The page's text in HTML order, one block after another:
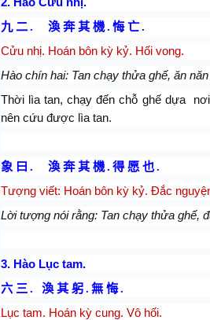
九 二. 渙 奔 其 機. 悔 亡.
Cửu nhị. Hoán bôn kỳ kỷ. Hối vong.
Hào chín hai: Tan chạy thửa ghế, ăn
Thời lìa tan, chạy đến chỗ ghế dựa
nên cứu được lìa tan.
象 曰 . 渙 奔 其 機. 得 愿 也.
Tượng viết: Hoán bôn kỳ kỷ. Đắc
Lời tượng nói rằng: Tan chạy thửa ghế,
3. Hào Lục tam.
六 三 . 渙 其 躬. 無 悔.
Lục tam. Hoán kỳ cung. Vô hối.